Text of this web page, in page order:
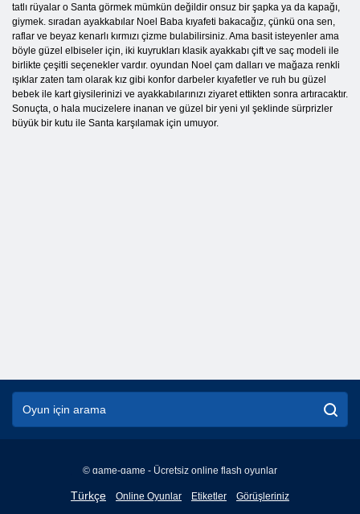
tatlı rüyalar o Santa görmek mümkün değildir onsuz bir şapka ya da kapağı,
giymek. sıradan ayakkabılar Noel Baba kıyafeti bakacağız, çünkü ona sen,
raflar ve beyaz kenarlı kırmızı çizme bulabilirsiniz. Ama basit isteyenler ama
böyle güzel elbiseler için, iki kuyrukları klasik ayakkabı çift ve saç modeli ile
birlikte çeşitli seçenekler vardır. oyundan Noel çam dalları ve mağaza renkli
ışıklar zaten tam olarak kız gibi konfor darbeler kıyafetler ve ruh bu güzel
bebek ile kart giysilerinizi ve ayakkabılarınızı ziyaret ettikten sonra artıracaktır.
Sonuçta, o hala mucizelere inanan ve güzel bir yeni yıl şeklinde sürprizler
büyük bir kutu ile Santa karşılamak için umuyor.
© game-game - Ücretsiz online flash oyunlar
Türkçe
English
Online Oyunlar Etiketler Görüşleriniz